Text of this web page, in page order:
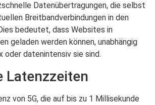
Datenübertragungen, die selbst
Breitbandverbindungen in den
bedeutet, dass Websites in
geladen werden können, unabhängig
oder datenintensiv sie sind.
Latenzzeiten
von 5G, die auf bis zu 1 Millisekunde